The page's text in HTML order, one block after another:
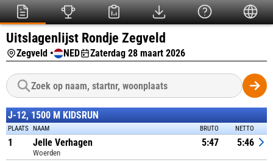
Uitslagenlijst Rondje Zegveld
Zegveld • NED Zaterdag 28 maart 2026
J-12, 1500 M KIDSRUN
PLAATS NAAM BRUTO NETTO
1 Jelle Verhagen
Woerden
5:47 5:46